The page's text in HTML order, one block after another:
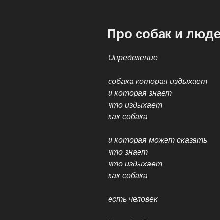
Про собак и
Определение
собака которая издыхает
и которая знает
что издыхает
как собака
и которая может сказать
что знает
что издыхает
как собака
есть человек